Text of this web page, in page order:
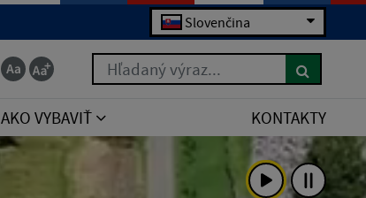
Slovenčina
Hľadaný výraz...
AKO VYBAVIŤ KONTAKTY